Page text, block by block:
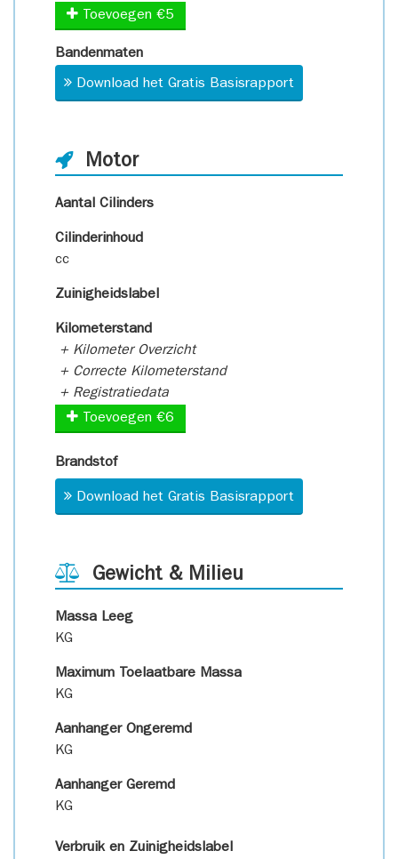
Toevoegen €5
Bandenmaten
Download het Gratis Basisrapport
Motor
Aantal Cilinders
Cilinderinhoud
cc
Zuinigheidslabel
Kilometerstand
+ Kilometer Overzicht
+ Correcte Kilometerstand
+ Registratiedata
Toevoegen €6
Brandstof
Download het Gratis Basisrapport
Gewicht & Milieu
Massa Leeg
KG
Maximum Toelaatbare Massa
KG
Aanhanger Ongeremd
KG
Aanhanger Geremd
KG
Verbruik en Zuinigheidslabel